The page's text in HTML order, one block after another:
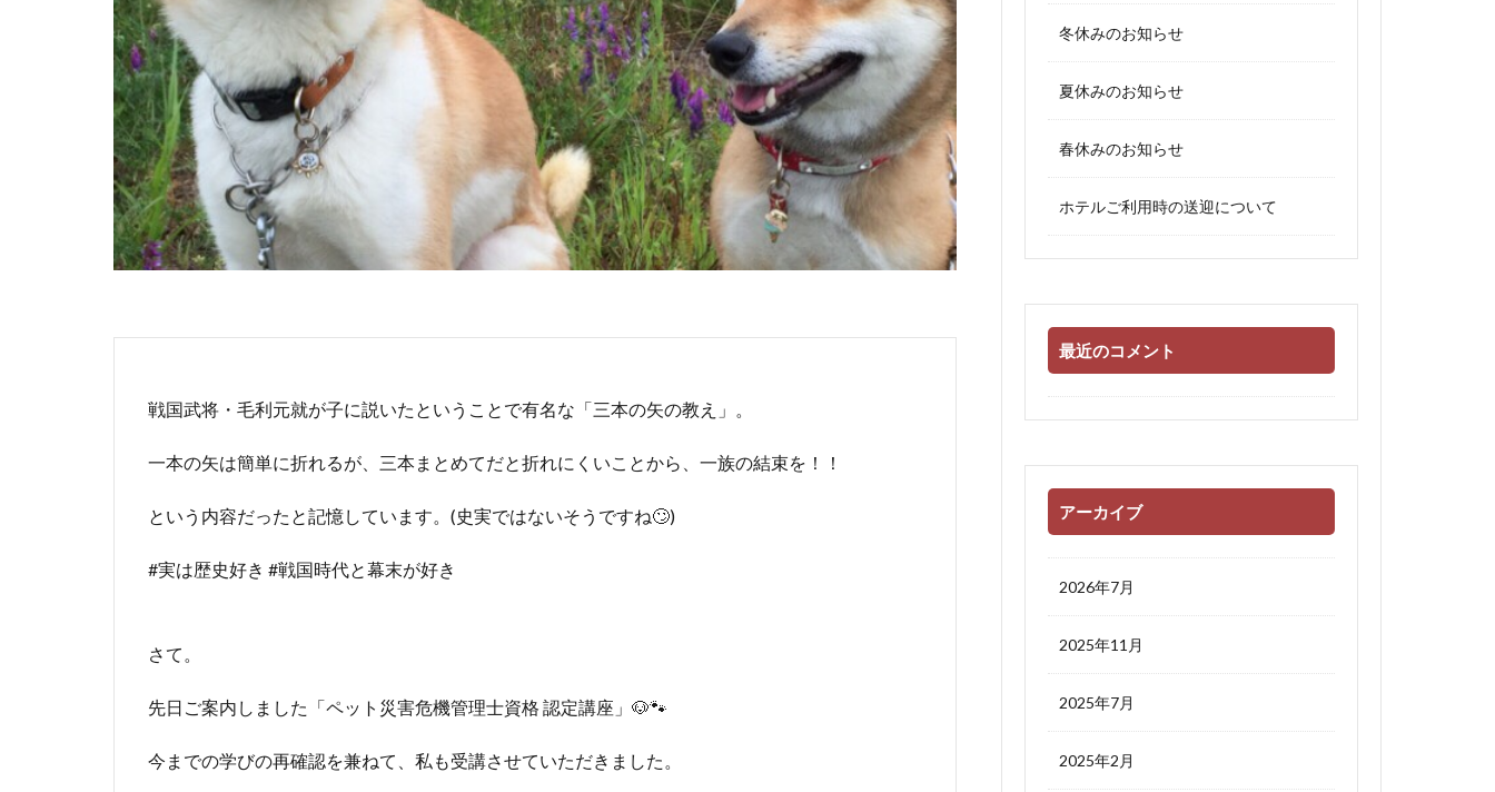
戦国武将・毛利元就が子に説いたということで有名な「三本の矢の教え」。
一本の矢は簡単に折れるが、三本まとめてだと折れにくいことから、一族の結束を！！
という内容だったと記憶しています。(史実ではないそうですね🙄)
#実は歴史好き #戦国時代と幕末が好き
さて。
先日ご案内しました「ペット災害危機管理士資格 認定講座」🐶🐾
今までの学びの再確認を兼ねて、私も受講させていただきました。
冬休みのお知らせ
夏休みのお知らせ
春休みのお知らせ
ホテルご利用時の送迎について
最近のコメント
アーカイブ
2026年7月
2025年11月
2025年7月
2025年2月